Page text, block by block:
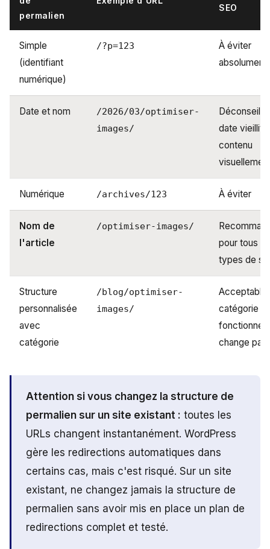
permalien
SEO
Simple
(identifiant
numérique)
/?p=123
À éviter
absolument
Date et nom
/2026/03/optimiser-
images/
Déconseillé
date vieillit
contenu
Numérique /archives/123 À éviter
Nom de
l'article
/optimiser-images/
pour tous
types de
Structure
personnalisée
avec
catégorie
/blog/optimiser-
images/
Acceptable
catégorie
change pas
Attention si vous changez la structure de
permalien sur un site existant : toutes les
URLs changent instantanément. WordPress
gère les redirections automatiques dans
certains cas, mais c'est risqué. Sur un site
existant, ne changez jamais la structure de
permalien sans avoir mis en place un plan de
redirections complet et testé.